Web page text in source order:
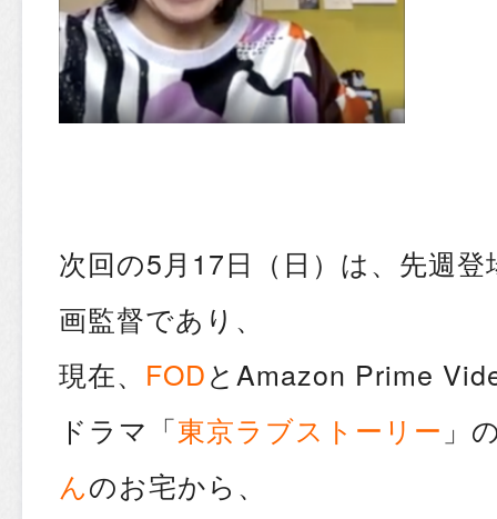
次回の5月17日（日）は、先週
画監督であり、
現在、 FODとAmazon Prime
ドラマ「東京ラブストーリー 」
んのお宅から、